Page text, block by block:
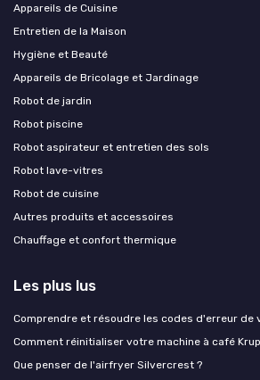
Appareils de Cuisine
Entretien de la Maison
Hygiène et Beauté
Appareils de Bricolage et Jardinage
Robot de jardin
Robot piscine
Robot aspirateur et entretien des sols
Robot lave-vitres
Robot de cuisine
Autres produits et accessoires
Chauffage et confort thermique
Les plus lus
Comprendre et résoudre les codes d'erreur de
Comment réinitialiser votre machine à café
Que penser de l'airfryer Silvercrest ?